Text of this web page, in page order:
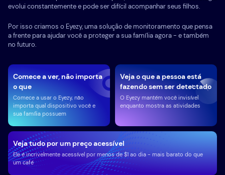
evolui constantemente e pode ser difícil acompanhar seus filhos.
Por isso criamos o Eyezy, uma solução de monitoramento que pensa
a frente para ajudar você a proteger a sua família agora - e também
no futuro.
Comece a ver, não importa
o que
Comece a usar o Eyezy, não
importa qual dispositivo você e
sua família possuem
Veja o que a pessoa está
fazendo sem ser detectado
O Eyezy mantém você invisível
enquanto mostra as atividades
Veja tudo por um preço acessível
Ele é incrivelmente acessível por menos de $1 ao dia - mais barato do que
um café